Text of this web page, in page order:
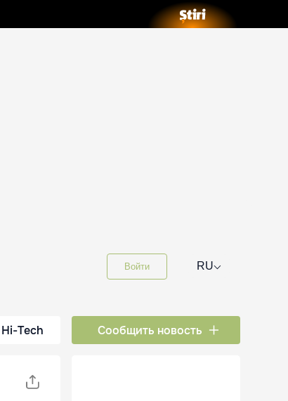
Войти RU⌵
Hi-Tech Сообщить новость